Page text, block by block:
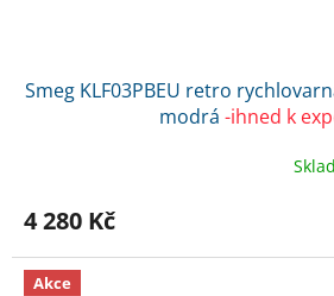
Smeg KLF03PBEU retro
modrá -ihned k
4 280 Kč
Akce